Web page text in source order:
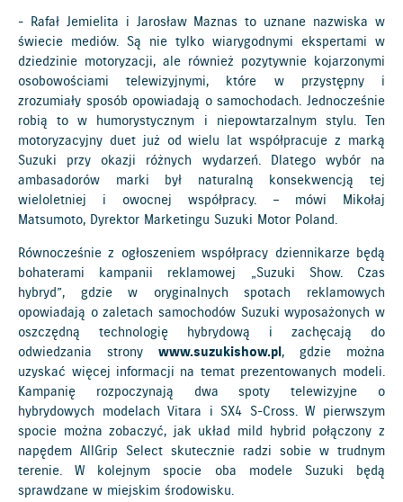
- Rafał Jemielita i Jarosław Maznas to uznane nazwiska w
świecie mediów. Są nie tylko wiarygodnymi ekspertami w
dziedzinie motoryzacji, ale również pozytywnie kojarzonymi
osobowościami telewizyjnymi, które w przystępny i
zrozumiały sposób opowiadają o samochodach. Jednocześnie
robią to w humorystycznym i niepowtarzalnym stylu. Ten
motoryzacyjny duet już od wielu lat współpracuje z marką
Suzuki przy okazji różnych wydarzeń. Dlatego wybór na
ambasadorów marki był naturalną konsekwencją tej
wieloletniej i owocnej współpracy. – mówi Mikołaj
Matsumoto, Dyrektor Marketingu Suzuki Motor Poland.
Równocześnie z ogłoszeniem współpracy dziennikarze będą
bohaterami kampanii reklamowej „Suzuki Show. Czas
hybryd”, gdzie w oryginalnych spotach reklamowych
opowiadają o zaletach samochodów Suzuki wyposażonych w
oszczędną technologię hybrydową i zachęcają do
odwiedzania strony www.suzukishow.pl, gdzie można
uzyskać więcej informacji na temat prezentowanych modeli.
Kampanię rozpoczynają dwa spoty telewizyjne o
hybrydowych modelach Vitara i SX4 S-Cross. W pierwszym
spocie można zobaczyć, jak układ mild hybrid połączony z
napędem AllGrip Select skutecznie radzi sobie w trudnym
terenie. W kolejnym spocie oba modele Suzuki będą
sprawdzane w miejskim środowisku.